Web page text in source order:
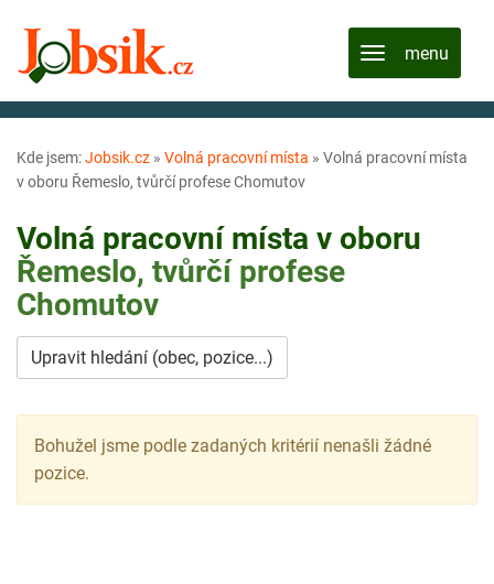
Kde jsem:Jobsik.cz » Volná pracovní místa » Volná pracovní místa
v oboru Řemeslo, tvůrčí profese Chomutov
Volná pracovní místa v oboru
Řemeslo, tvůrčí profese
Chomutov
Upravit hledání (obec, pozice...)
Bohužel jsme podle zadaných kritérií nenašli žádné
pozice.